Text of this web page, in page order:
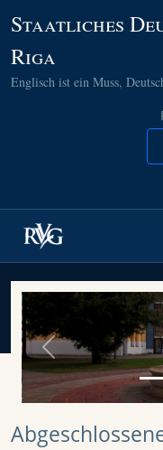
Staatliches
Riga
Englisch ist ein Muss,
Previous